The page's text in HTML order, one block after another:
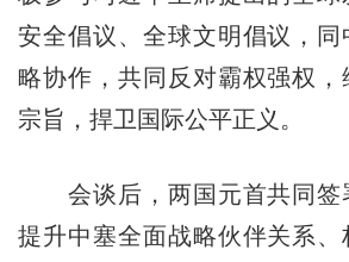
安全倡议、全球文明倡议，
略协作，共同反对霸权强权
宗旨，捍卫国际公平正义。
会谈后，两国元首共同签
提升中塞全面战略伙伴关系